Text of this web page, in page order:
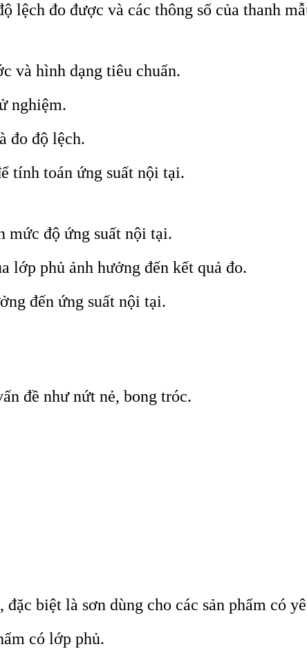
lệch đo được và các thông số của thanh
và hình dạng tiêu chuẩn.
nghiệm.
đo độ lệch.
tính toán ứng suất nội tại.
mức độ ứng suất nội tại.
lớp phủ ảnh hưởng đến kết quả đo.
đến ứng suất nội tại.
đề như nứt nẻ, bong tróc.
biệt là sơn dùng cho các sản phẩm có
có lớp phủ.